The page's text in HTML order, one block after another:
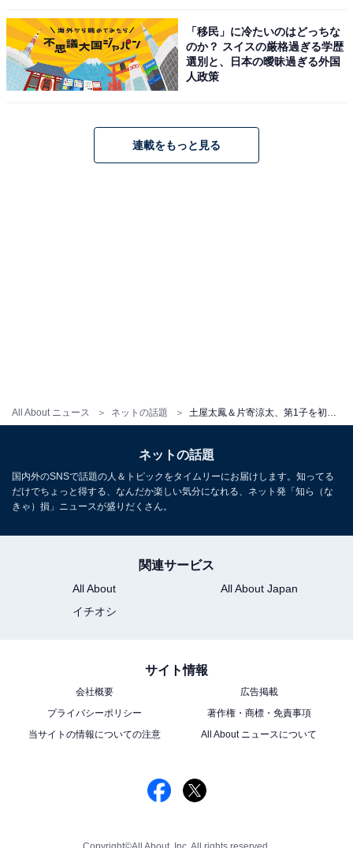
All About ニュース ネットの話題
「移民」に冷たいのはどっちな
のか？ スイスの厳格過ぎる学歴
選別と、日本の曖昧過ぎる外国
人政策
連載をもっと見る
ネットの話題
国内外のSNSで話題の人＆トピックをタイムリーにお届けします。知ってる
だけでちょっと得する、なんだか楽しい気分になれる、ネット発「知ら（な
きゃ）損」ニュースが盛りだくさん。
関連サービス
All About
All About Japan
イチオシ
サイト情報
会社概要
広告掲載
プライバシーポリシー
著作権・商標・免責事項
当サイトの情報についての注意
All About ニュースについて